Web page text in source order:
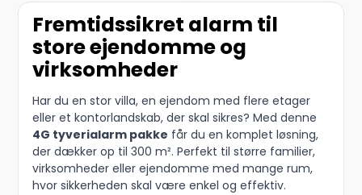
Fremtidssikret alarm til
store ejendomme og
virksomheder
Har du en stor villa, en ejendom med flere etager
eller et kontorlandskab, der skal sikres? Med denne
4G tyverialarm pakke får du en komplet løsning,
der dækker op til 300 m². Perfekt til større familier,
virksomheder eller ejendomme med mange rum,
hvor sikkerheden skal være enkel og effektiv.